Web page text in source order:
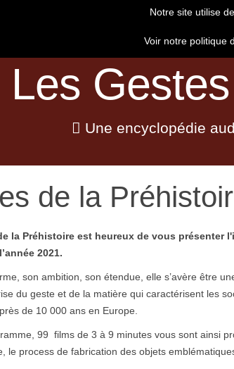
VISITER
Les
Une encyclopédie
de la
la Préhistoire est heureux de vous
2021.
son ambition, son étendue, elle s’avère être
du geste et de la matière qui caractérisent les
de 10 000 ans en Europe.
99 films de 3 à 9 minutes vous sont ainsi
le process de fabrication des objets
Notre site utilise
Voir notre politique